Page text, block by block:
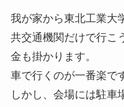
我が家から東北工業大
共交通機関だけで行こ
金も掛かります。
車で行くのが一番楽で
しかし、会場には駐車